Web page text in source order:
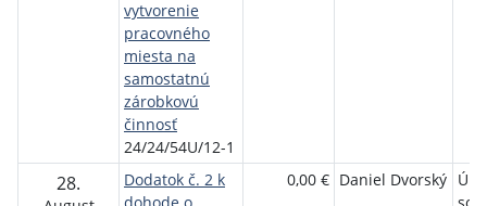
vytvorenie
pracovného
miesta na
samostatnú
zárobkovú
činnosť
24/24/54U/12-1
28.
Dodatok č. 2 k
0,00 € Daniel Dvorský